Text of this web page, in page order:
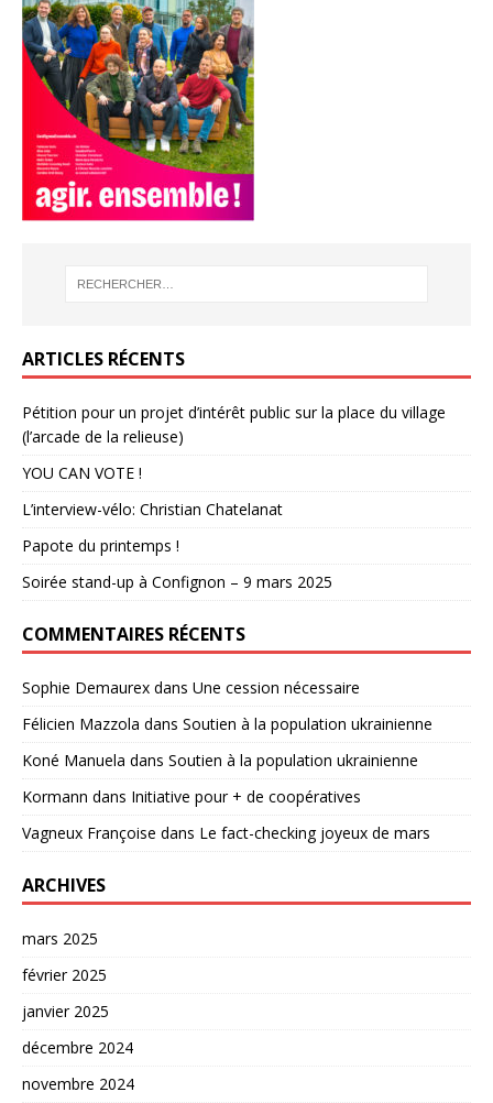
ARTICLES RÉCENTS
Pétition pour un projet d’intérêt public sur la place du village
(l’arcade de la relieuse)
YOU CAN VOTE !
L’interview-vélo: Christian Chatelanat
Papote du printemps !
Soirée stand-up à Confignon – 9 mars 2025
COMMENTAIRES RÉCENTS
Sophie Demaurex dans Une cession nécessaire
Félicien Mazzola dans Soutien à la population ukrainienne
Koné Manuela dans Soutien à la population ukrainienne
Kormann dans Initiative pour + de coopératives
Vagneux Françoise dans Le fact-checking joyeux de mars
ARCHIVES
mars 2025
février 2025
janvier 2025
décembre 2024
novembre 2024